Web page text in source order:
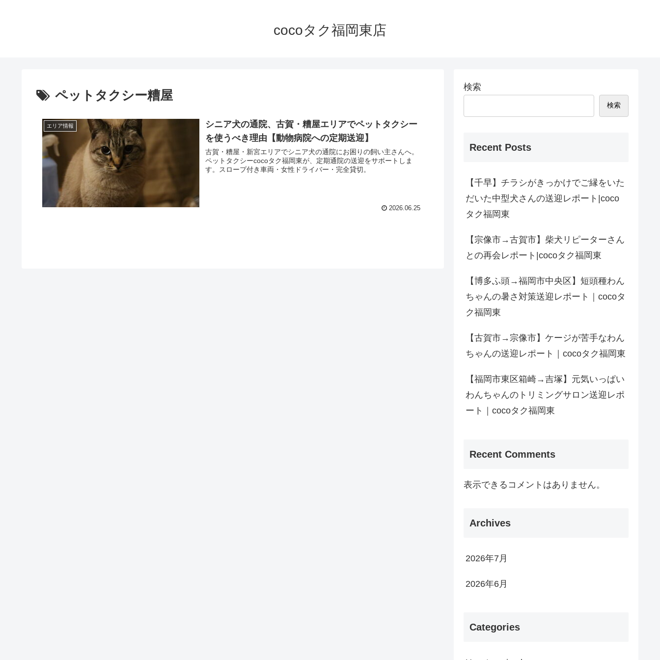
cocoタク福岡東店
ペットタクシー糟屋
エリア情報
シニア犬の通院、古賀・糟屋エリアでペットタクシー
を使うべき理由【動物病院への定期送迎】
古賀・糟屋・新宮エリアでシニア犬の通院にお困りの飼い主さんへ。
ペットタクシーcocoタク福岡東が、定期通院の送迎をサポートしま
す。スロープ付き車両・女性ドライバー・完全貸切。
2026.06.25
検索
検索
Recent Posts
【千早】チラシがきっかけでご縁をいた
だいた中型犬さんの送迎レポート|coco
タク福岡東
【宗像市→古賀市】柴犬リピーターさん
との再会レポート|cocoタク福岡東
【博多ふ頭→福岡市中央区】短頭種わん
ちゃんの暑さ対策送迎レポート｜cocoタ
ク福岡東
【古賀市→宗像市】ケージが苦手なわん
ちゃんの送迎レポート｜cocoタク福岡東
【福岡市東区箱崎→吉塚】元気いっぱい
わんちゃんのトリミングサロン送迎レポ
ート｜cocoタク福岡東
Recent Comments
表示できるコメントはありません。
Archives
2026年7月
2026年6月
Categories